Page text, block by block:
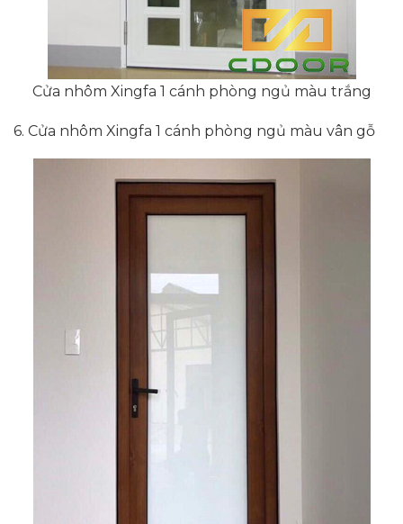
Cửa nhôm Xingfa 1 cánh phòng ngủ màu trắng
6. Cửa nhôm Xingfa 1 cánh phòng ngủ màu vân gỗ